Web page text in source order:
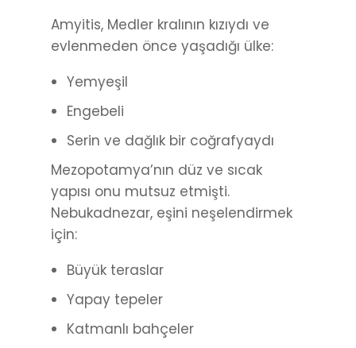
Amyitis, Medler kralının kızıydı ve
evlenmeden önce yaşadığı ülke:
Yemyeşil
Engebeli
Serin ve dağlık bir coğrafyaydı
Mezopotamya’nın düz ve sıcak
yapısı onu mutsuz etmişti.
Nebukadnezar, eşini neşelendirmek
için:
Büyük teraslar
Yapay tepeler
Katmanlı bahçeler